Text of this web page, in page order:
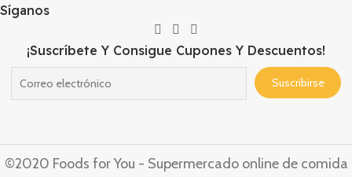
Síganos
¡Suscríbete Y Consigue Cupones Y Descuentos!
©2020 Foods for You - Supermercado online de comida